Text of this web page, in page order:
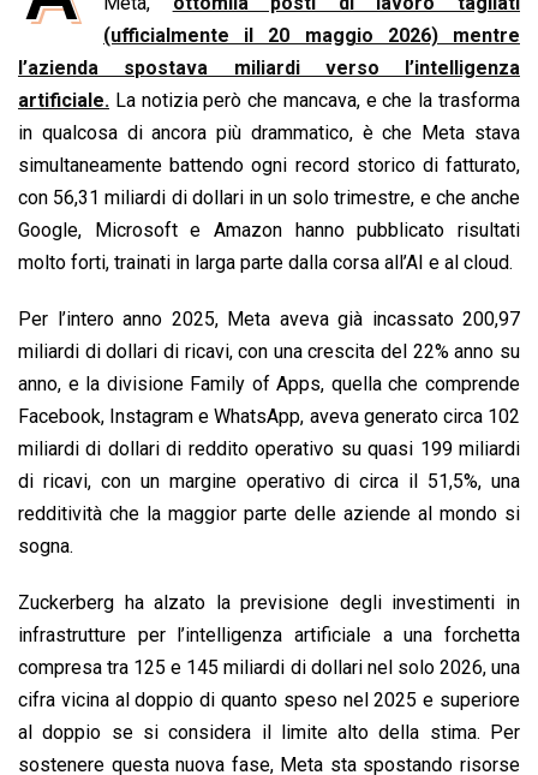
o
o
k
s
A
p
p
e
d
I
n
a
s
L
i
n
k
t
(ufficialmente il 20 maggio 2026) mentre
l’azienda spostava miliardi verso l’intelligenza
artificiale. La notizia però che mancava, e che la trasforma
in qualcosa di ancora più drammatico, è che Meta stava
simultaneamente battendo ogni record storico di fatturato,
con 56,31 miliardi di dollari in un solo trimestre, e che anche
Google, Microsoft e Amazon hanno pubblicato risultati
molto forti, trainati in larga parte dalla corsa all’AI e al cloud.
Per l’intero anno 2025, Meta aveva già incassato 200,97
miliardi di dollari di ricavi, con una crescita del 22% anno su
anno, e la divisione Family of Apps, quella che comprende
Facebook, Instagram e WhatsApp, aveva generato circa 102
miliardi di dollari di reddito operativo su quasi 199 miliardi
di ricavi, con un margine operativo di circa il 51,5%, una
redditività che la maggior parte delle aziende al mondo si
sogna.
Zuckerberg ha alzato la previsione degli investimenti in
infrastrutture per l’intelligenza artificiale a una forchetta
compresa tra 125 e 145 miliardi di dollari nel solo 2026, una
cifra vicina al doppio di quanto speso nel 2025 e superiore
al doppio se si considera il limite alto della stima. Per
sostenere questa nuova fase, Meta sta spostando risorse